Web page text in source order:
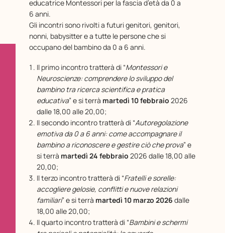
educatrice Montessori per la fascia d’età da 0 a
6 anni.
Gli incontri sono rivolti a futuri genitori, genitori,
nonni, babysitter e a tutte le persone che si
occupano del bambino da 0 a 6 anni.
Il primo incontro tratterà di “Montessori e
Neuroscienze: comprendere lo sviluppo del
bambino tra ricerca scientifica e pratica
educativa” e si terrà martedì 10 febbraio 2026
dalle 18,00 alle 20,00;
Il secondo incontro tratterà di “Autoregolazione
emotiva da 0 a 6 anni: come accompagnare il
bambino a riconoscere e gestire ciò che prova” e
si terrà martedì 24 febbraio 2026 dalle 18,00 alle
20,00;
Il terzo incontro tratterà di “Fratelli e sorelle:
accogliere gelosie, conflitti e nuove relazioni
familiari” e si terrà martedì 10 marzo 2026 dalle
18,00 alle 20,00;
Il quarto incontro tratterà di “Bambini e schermi